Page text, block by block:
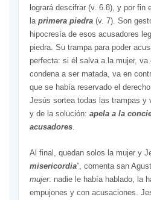
logrará descifrar (v. 6.8), y por fin
la primera piedra(v. 7). Son
hipocresía de esos acusadores
piedra. Su trampa para poder
perfecta: si él salva a la mujer,
condena a ser matada, va en
que se había reservado el
Jesús sortea todas las trampas y
y de la solución: apela a la
acusadores.
Al final, quedan solos la mujer y
misericordia”, comenta san
mujer: nadie le había hablado, la
empujones y con acusaciones.